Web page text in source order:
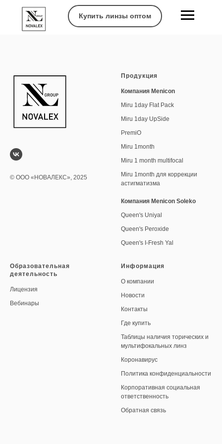
Купить линзы оптом
© ООО «НОВАЛЕКС», 2025
Продукция
Компания Menicon
Miru 1day Flat Pack
Miru 1day UpSide
PremiO
Miru 1month
Miru 1 month multifocal
Miru 1month для коррекции
астигматизма
Компания Menicon Soleko
Queen's Uniyal
Queen's Peroxide
Queen's I-Fresh Yal
Образовательная
деятельность
Лицензия
Вебинары
Информация
О компании
Новости
Контакты
Где купить
Таблицы наличия торических и
мультифокальных линз
Коронавирус
Политика конфиденциальности
Корпоративная социальная
ответственность
Обратная связь